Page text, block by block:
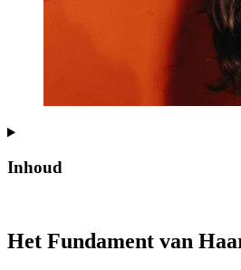
Inhoud
Het Fundament van